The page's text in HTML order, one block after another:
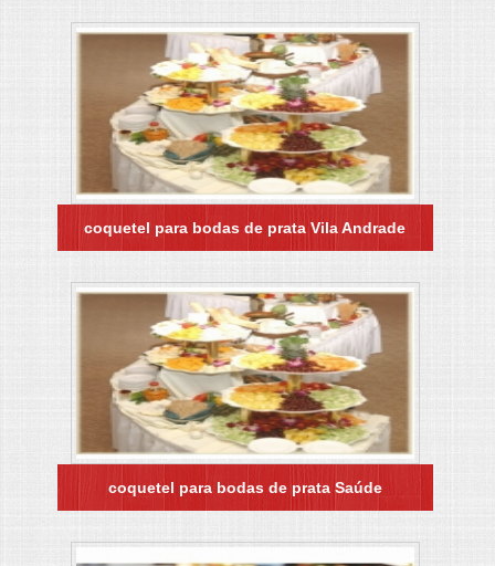
coquetel para bodas de prata Vila Andrade
coquetel para bodas de prata Saúde